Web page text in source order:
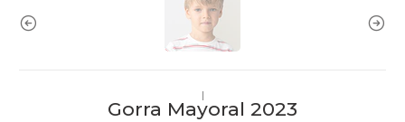
|
Gorra Mayoral 2023